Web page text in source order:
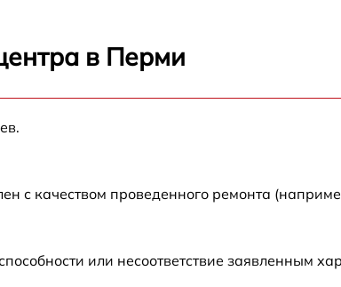
в Перми
с качеством проведенного ремонта
или несоответствие заявленным